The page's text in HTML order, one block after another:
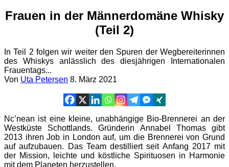
Frauen in der Männerdomäne Whisky
(Teil 2)
In Teil 2 folgen wir weiter den Spuren der Wegbereiterinnen
des Whiskys anlässlich des diesjährigen Internationalen
Frauentags...
Von Uta Petersen 8. März 2021
Nc’nean ist eine kleine, unabhängige Bio-Brennerei an der
Westküste Schottlands. Gründerin Annabel Thomas gibt
2013 ihren Job in London auf, um die Brennerei von Grund
auf aufzubauen. Das Team destilliert seit Anfang 2017 mit
der Mission, leichte und köstliche Spirituosen in Harmonie
mit dem Planeten herzustellen.